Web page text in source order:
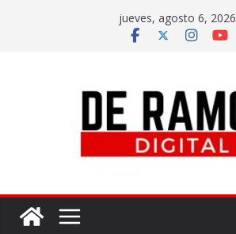
jueves, agosto 6, 2026